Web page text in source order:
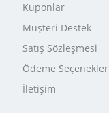
Kuponlar
Müşteri Destek
Satış Sözleşmesi
Ödeme
İletişim